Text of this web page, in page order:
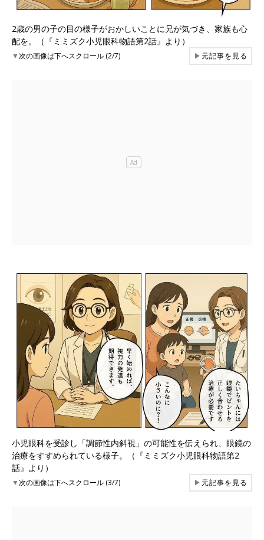
2歳の男の子の目の様子がおかしいことに兄が気づき、家族も心
配を。（『ミミズク小児眼科物語第2話』より）
▼次の画像は下へスクロール (2/7) ▶元記事を見る
小児眼科を受診し「調節性内斜視」の可能性を伝えられ、眼鏡の
治療をすすめられている様子。（『ミミズク小児眼科物語第2
話』より）
▼次の画像は下へスクロール (3/7) ▶元記事を見る